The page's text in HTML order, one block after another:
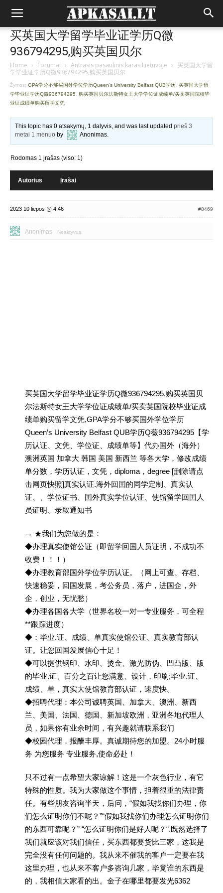
买英国大学留学毕业证学历Q微
936794295,购买英国贝尔
Home › Forumai › Antrasis pasaulinis karas Lietuvoje › 买英国大学留
学毕业证学历Q微936794295,购买英国贝尔
Žymos: GPA学分不够买国外学位学历Queen's University Belfast QUB学历 买英国大学留
学毕业证学历Q微936794295
购买英国贝尔法斯特女王大学学位证成绩单/买卖英国院校毕
业证成绩单购买留学文凭
This topic has 0 atsakymų, 1 dalyvis, and was last updatedprieš 3
metai 1 mėnuo by Anonimas.
Rodomas 1 įrašas (viso: 1)
Autorius Įrašai
2023 10 liepos @ 4:46 #8469
Anonimas Neaktyvus
买英国大学留学毕业证学历Q微936794295,购买英国贝
尔法斯特女王大学学位证成绩单/买卖英国院校毕业证成
绩单购买留学文凭,GPA学分不够买国外学位学历
Queen’s University Belfast QUB学历Q薇936794295【学
历认证、文凭、学位证、成绩单等】代办国外（海外）
澳洲英国 加拿大 韩国 美国 新西兰 等各大学，修改成绩
单分数，学历认证，文凭，diploma，degree [删除请点
击网页快照]真实认证.海外回囯的同学定制、真实认
证、、学位证书、囯外真实学位认证、使馆留学回囯人
员证明、录取通知书
→ ★我们为您做的是：
◆办理真实使馆公证（即留学回国人员证明，不成功不
收费！！！）
◆办理教育部国外学位学历认证。（网上可查、存档、
快速稳妥，回国发展，考公务员，落户，进国企，外
企，创业，无忧愁）
◆办理各国各大学（世界名校一对一专业服务，可全程
**跟踪进度）
◆：毕业.证、成绩、单真实使馆公证、真实教育部认
证。让您回国发展信心十足！
◆可以提供钢印、水印、烫金、激光防伪、凹凸版、版
的毕业.证、百分之百让您满意、设计，印刷;毕业.证、
成绩、单，真实大使馆教育部认证，速度快。
◆招聘代理：本公司诚聘英国、加拿大、澳洲、新西
兰、美国、法国、德国、新加坡欧洲，亚洲各地代理人
员，如果你有业余时间，有兴趣就请联系我们
◆校园代理，报酬丰厚。真诚期待您的加盟。24小时服
务 为您服务 专业服务,使命必赴！
只不过有一点希望大家谅解！这是一个灰色行业，有它
特殊的性质。我为大家做这个事情，担着很重的法律责
任。有些朋友咨询半天，后问，“假如我找你们办理，你
们怎么证明你们不呢？”“假如我找你们办理怎么证明你们
的东西可靠呢？” “怎么证明你们是好人呢？“.既然选择了
我们就应该对我们信任，买东西都要货比三家，这我是
完全没有任何问题的。我从来不催我的客户一定要在我
这里办理，也从来不客户多咨询几家，毕竟谁的东西是
的，我相信大家看的出。金子在哪里都要发光6362